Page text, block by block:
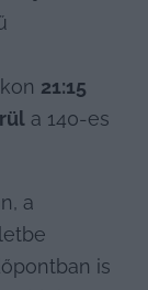
21:15
a 140-es
a
is